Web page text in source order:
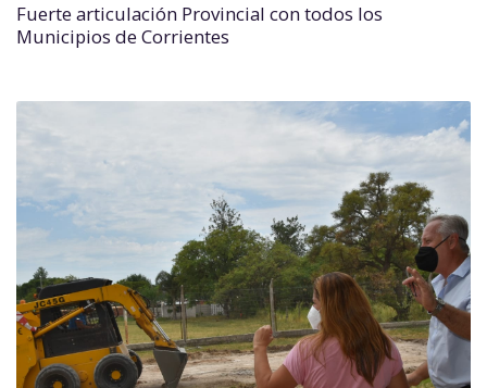
Fuerte articulación Provincial con todos los
Municipios de Corrientes